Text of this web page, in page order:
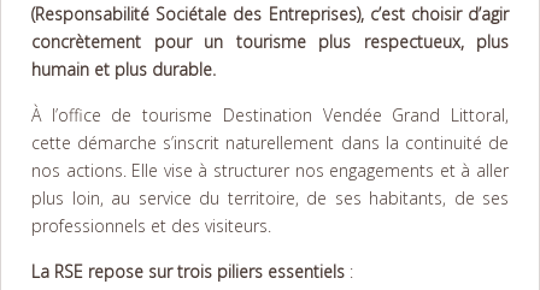
(Responsabilité Sociétale des Entreprises), c’est choisir d’agir
concrètement pour un tourisme plus respectueux, plus
humain et plus durable.
À l’office de tourisme Destination Vendée Grand Littoral,
cette démarche s’inscrit naturellement dans la continuité de
nos actions. Elle vise à structurer nos engagements et à aller
plus loin, au service du territoire, de ses habitants, de ses
professionnels et des visiteurs.
La RSE repose sur trois piliers essentiels :